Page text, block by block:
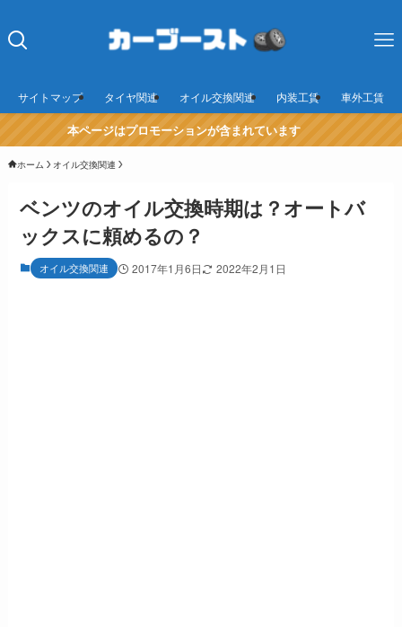
サイトマップ タイヤ関連 オイル交換関連 内装工賃 車外工賃
本ページはプロモーションが含まれています
ホーム オイル交換関連
ベンツのオイル交換時期は？オートバ
ックスに頼めるの？
オイル交換関連 2017年1月6日 2022年2月1日